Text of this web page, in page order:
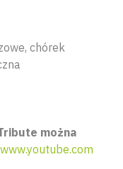
chórek
można
www.youtube.com